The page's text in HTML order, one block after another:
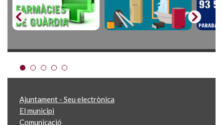
Ajuntament - Seu electrònica
El municipi
Comunicació